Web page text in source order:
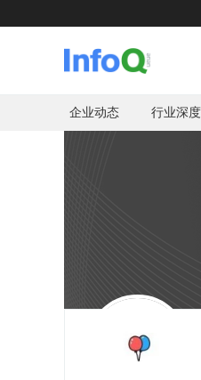
企业动态 行业深度